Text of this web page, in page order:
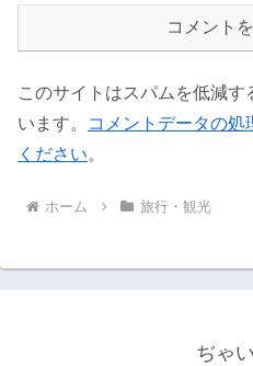
コメント
このサイトはスパムを低減す
います。
コメントデータの処
ください。
ホーム 旅行・観光
ぢゃ